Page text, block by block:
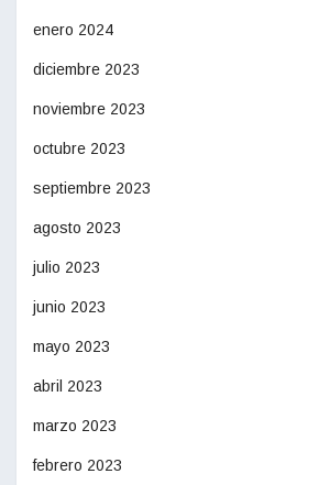
enero 2024
diciembre 2023
noviembre 2023
octubre 2023
septiembre 2023
agosto 2023
julio 2023
junio 2023
mayo 2023
abril 2023
marzo 2023
febrero 2023